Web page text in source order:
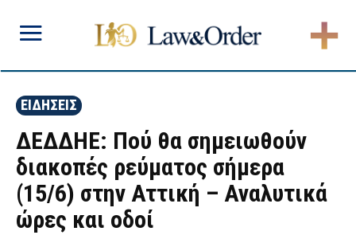
ΕΙΔΗΣΕΙΣ
ΔΕΔΔΗΕ: Πού θα σημειωθούν
διακοπές ρεύματος σήμερα
(15/6) στην Αττική – Αναλυτικά
ώρες και οδοί